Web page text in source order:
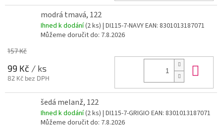
modrá tmavá, 122
Ihned k dodání(2 ks) | DI115-7-NAVYEAN: 8301013187071
Můžeme doručit do: 7.8.2026
157 Kč
99 Kč / ks
82 Kč bez DPH
šedá melanž, 122
Ihned k dodání(2 ks) | DI115-7-GRIGIO EAN: 8301013187071
Můžeme doručit do: 7.8.2026